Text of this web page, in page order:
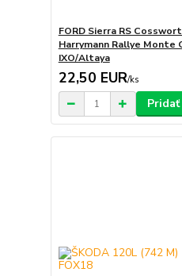
FORD Sierra RS
Harrymann Rallye Monte
IXO/Altaya
22,50 EUR/ks